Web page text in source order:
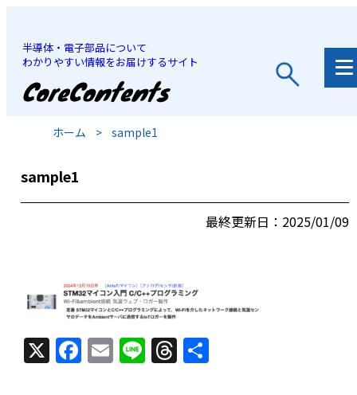
半導体・電子部品について
わかりやすい情報をお届けするサイト
JP
ホーム > sample1
sample1
最終更新日：2025/01/09
X F
a
E
m
Li
n
T
h